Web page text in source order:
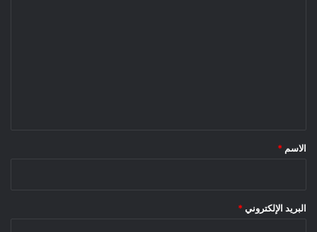
*
الاسم *
البريد الإلكتروني *